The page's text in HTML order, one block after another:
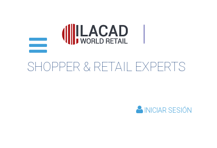
SHOPPER & RETAIL EXPERTS
INICIAR SESIÓN